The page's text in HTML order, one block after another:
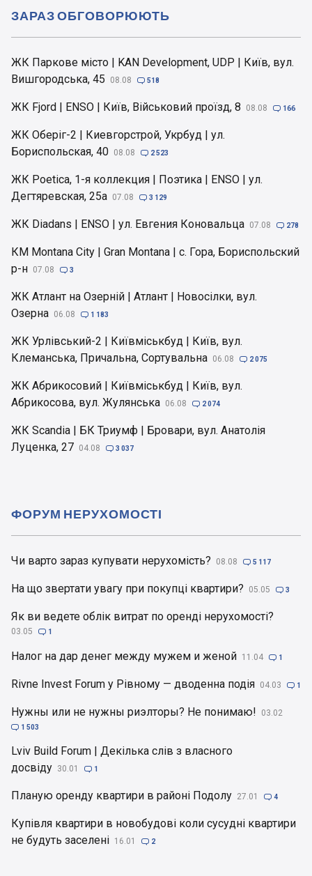
ЖК Паркове місто | KAN Development, UDP | Київ, вул.
Вишгородська, 45
08.08  518
ЖК Fjord | ENSO | Київ, Військовий проїзд, 8 08.08  166
ЖК Оберіг-2 | Киевгорстрой, Укрбуд | ул.
Бориспольская, 40 08.08  2 523
ЖК Poetica, 1-я коллекция | Поэтика | ENSO | ул.
Дегтяревская, 25а 07.08  3 129
ЖК Diadans | ENSO | ул. Евгения Коновальца 07.08  278
КМ Montana City | Gran Montana | с. Гора, Бориспольский
р-н 07.08  3
ЖК Атлант на Озерній | Атлант | Новосілки, вул.
Озерна 06.08  1 183
ЖК Урлівський-2 | Київміськбуд | Київ, вул.
Клеманська, Причальна, Сортувальна 06.08  2 075
ЖК Абрикосовий | Київміськбуд | Київ, вул.
Абрикосова, вул. Жулянська 06.08  2 074
ЖК Scandia | БК Триумф | Бровари, вул. Анатолія
Луценка, 27 04.08  3 037
ЗАРАЗ ОБГОВОРЮЮТЬ
Чи варто зараз купувати нерухомість? 08.08  5 117
На що звертати увагу при покупці квартири? 05.05  3
Як ви ведете облік витрат по оренді нерухомості?
03.05  1
Налог на дар денег между мужем и женой 11.04  1
Rivne Invest Forum у Рівному — дводенна подія 04.03  1
Нужны или не нужны риэлторы? Не понимаю! 03.02
 1 503
Lviv Build Forum | Декілька слів з власного
досвіду 30.01  1
Планую оренду квартири в районі Подолу 27.01  4
Купівля квартири в новобудові коли сусудні квартири
не будуть заселені 16.01  2
ФОРУМ НЕРУХОМОСТІ